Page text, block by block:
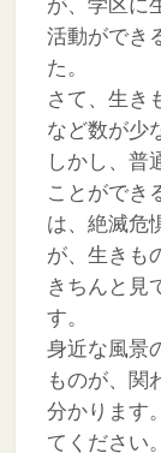
が、学区に
活動ができ
た。
さて、生き
など数が少
しかし、普
ことができ
は、絶滅危
が、生きも
きちんと見
す。
身近な風景
ものが、関
分かります
てください。